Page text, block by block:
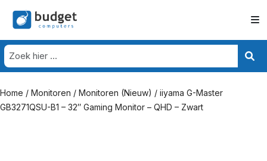
Home / Monitoren / Monitoren (Nieuw) / iiyama G-Master
GB3271QSU-B1 – 32″ Gaming Monitor – QHD – Zwart